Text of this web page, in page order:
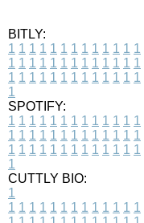
BITLY:
1 1 1 1 1 1 1 1 1 1 1 1 1
1 1 1 1 1 1 1 1 1 1 1 1 1
1 1 1 1 1 1 1 1 1 1 1 1 1
1
SPOTIFY:
1 1 1 1 1 1 1 1 1 1 1 1 1
1 1 1 1 1 1 1 1 1 1 1 1 1
1 1 1 1 1 1 1 1 1 1 1 1 1
1
CUTTLY BIO:
1
1 1 1 1 1 1 1 1 1 1 1 1 1